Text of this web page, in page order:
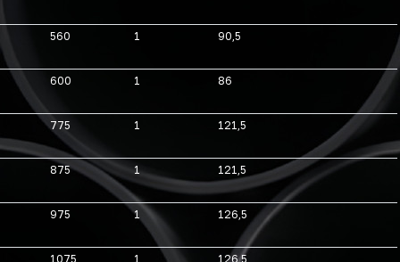
560 1 90,5
600 1 86
775 1 121,5
875 1 121,5
975 1 126,5
1075 1 126,5